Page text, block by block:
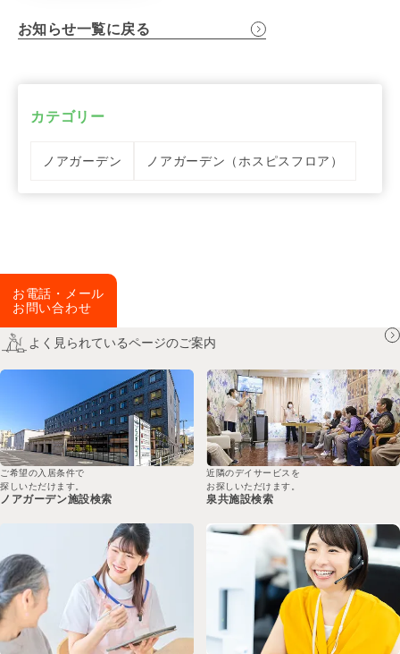
お知らせ一覧に戻る
カテゴリー
ノアガーデン ノアガーデン（ホスピスフロア）
お電話・メール
お問い合わせ
よく見られているページのご案内
ご希望の入居条件で
探しいただけます。
ノアガーデン施設検索
近隣のデイサービスを
お探しいただけます。
泉共施設検索